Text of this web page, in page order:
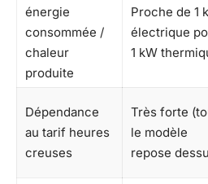
énergie
consommée /
chaleur
produite
Proche de 1
électrique
1 kW
Dépendance
au tarif heures
creuses
Très forte
le modèle
repose